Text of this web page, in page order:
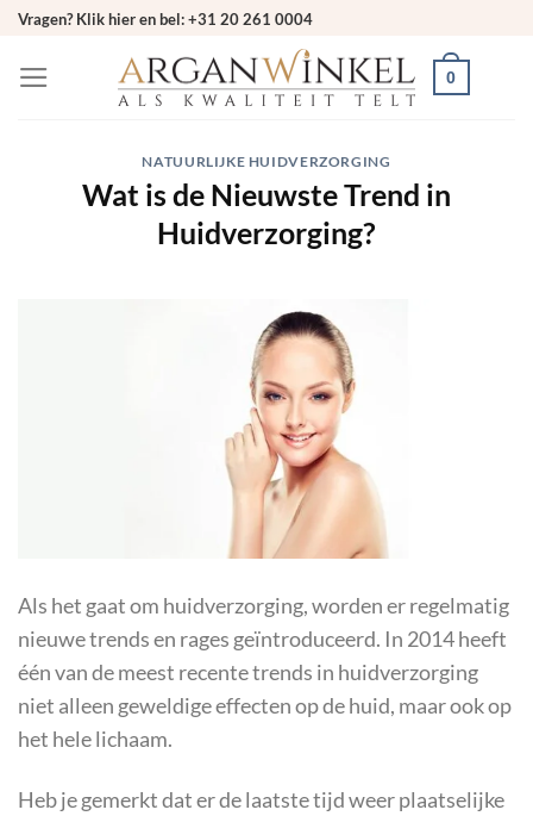
Ga
inhoud
Vragen? Klik hier en bel: +31 20 261 0004
0
NATUURLIJKE HUIDVERZORGING
Wat is de Nieuwste Trend in
Huidverzorging?
Als het gaat om huidverzorging, worden er regelmatig
nieuwe trends en rages geïntroduceerd. In 2014 heeft
één van de meest recente trends in huidverzorging
niet alleen geweldige effecten op de huid, maar ook op
het hele lichaam.
Heb je gemerkt dat er de laatste tijd weer plaatselijke